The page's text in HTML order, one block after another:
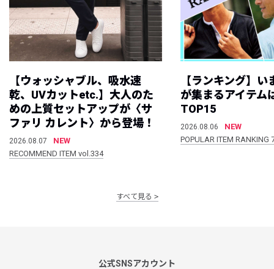
【ウォッシャブル、吸水速
乾、UVカットetc.】大人のた
めの上質セットアップが〈サ
ファリ カレント〉から登場！
2026.08.07
NEW
RECOMMEND ITEM vol.334
【ランキング】
が集まるアイテム
TOP15
2026.08.06
NEW
POPULAR ITEM
すべて見る
公式SNSアカウント